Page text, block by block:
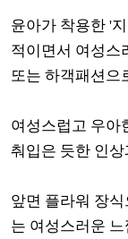
윤아가 착용한 '
적이면서 여성스
또는 하객패션으
여성스럽고 우아
춰입은 듯한 인
앞면 플라워 장
는 여성스러운